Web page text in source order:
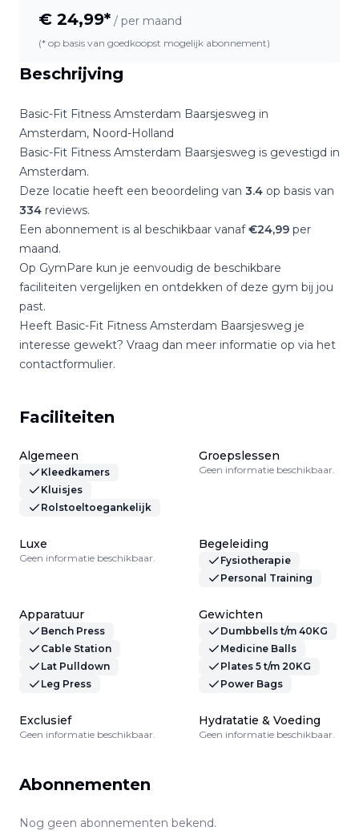
Beschrijving
Basic-Fit Fitness Amsterdam Baarsjesweg in
Amsterdam, Noord-Holland
Basic-Fit Fitness Amsterdam Baarsjesweg is gevestigd in
Amsterdam.
Deze locatie heeft een beoordeling van 3.4 op basis van
334 reviews.
Een abonnement is al beschikbaar vanaf€24,99 per
maand.
Op GymPare kun je eenvoudig de beschikbare
faciliteiten vergelijken en ontdekken of deze gym bij jou
past.
Heeft Basic-Fit Fitness Amsterdam Baarsjesweg je
interesse gewekt? Vraag dan meer informatie op via het
contactformulier.
Faciliteiten
Algemeen
Kleedkamers
Kluisjes
Rolstoeltoegankelijk
Groepslessen
Geen informatie beschikbaar.
Luxe
Geen informatie beschikbaar.
Begeleiding
Fysiotherapie
Personal Training
Apparatuur
Bench Press
Cable Station
Lat Pulldown
Leg Press
Gewichten
Dumbbells t/m 40KG
Medicine Balls
Plates 5 t/m 20KG
Power Bags
Exclusief
Geen informatie beschikbaar.
Hydratatie & Voeding
Geen informatie beschikbaar.
Abonnementen
Nog geen abonnementen bekend.
€ 24,99* / per maand
(* op basis van goedkoopst mogelijk abonnement)